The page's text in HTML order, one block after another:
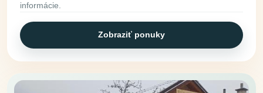
informácie.
Zobraziť ponuky